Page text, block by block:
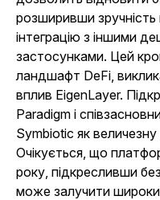
розширивши
інтеграцію з іншими
застосунками. Цей
ландшафт DeFi,
вплив EigenLayer.
Paradigm і
Symbiotic як величезну
Очікується, що
року, підкресливши
може залучити